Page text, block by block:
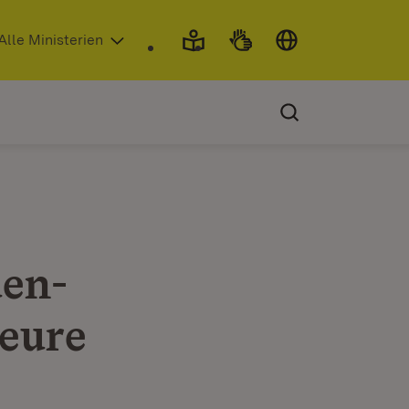
neuem Fenster)
Ministerien